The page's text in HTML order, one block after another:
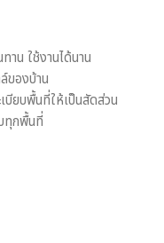
าน ใช้งานได้นาน
ของบ้าน
บียบพื้นที่ให้เป็นสัดส่วน
ทุกพื้นที่